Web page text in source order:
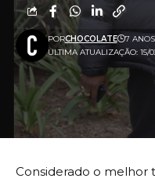
ULTIMA ATUALIZAÇÃO: 15/
PORCHOCOLATE 7
Considerado o melhor